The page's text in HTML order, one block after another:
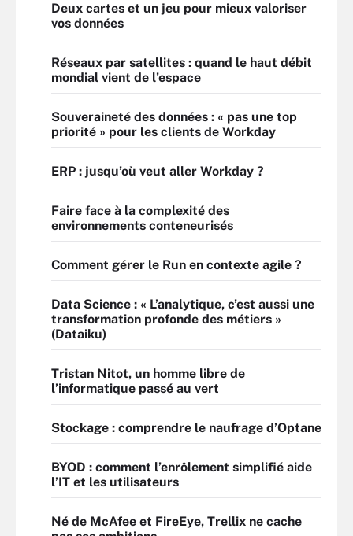
Deux cartes et un jeu pour mieux valoriser
vos données
Réseaux par satellites : quand le haut débit
mondial vient de l’espace
Souveraineté des données : « pas une top
priorité » pour les clients de Workday
ERP : jusqu’où veut aller Workday ?
Faire face à la complexité des
environnements conteneurisés
Comment gérer le Run en contexte agile ?
Data Science : « L’analytique, c’est aussi une
transformation profonde des métiers »
(Dataiku)
Tristan Nitot, un homme libre de
l’informatique passé au vert
Stockage : comprendre le naufrage d’Optane
BYOD : comment l’enrôlement simplifié aide
l’IT et les utilisateurs
Né de McAfee et FireEye, Trellix ne cache